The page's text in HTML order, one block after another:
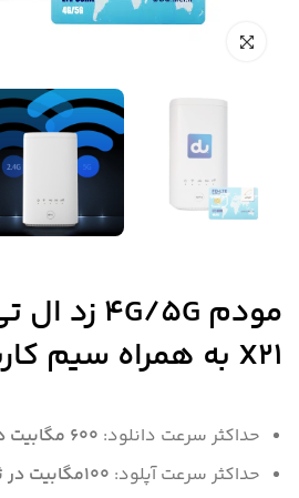
X21 به همراه سیم کارت همراه اول
حداکثر سرعت دانلود: 600 مگابیت در ثانیه
حداکثر سرعت آپلود: 100مگابیت در ثانیه